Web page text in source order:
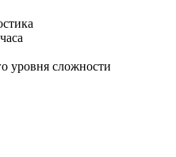
уровня сложности